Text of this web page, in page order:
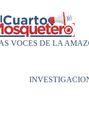
VOCES DE LA